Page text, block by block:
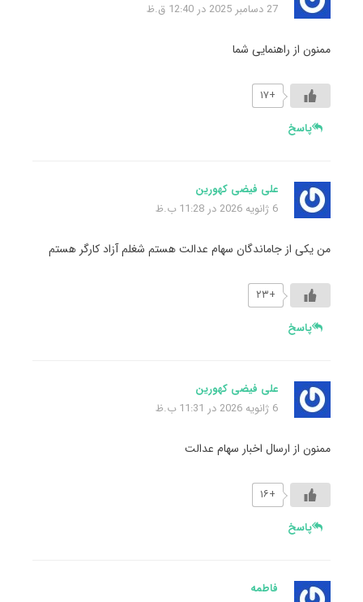
27 دسامبر 2025 در 12:40 ق.ظ
ممنون از راهنمایی شما
+۱۷
پاسخ
علی فیضی کهورین
6 ژانویه 2026 در 11:28 ب.ظ
من یکی از جاماندگان سهام عدالت هستم شغلم آزاد کارگر هستم
+۲۳
پاسخ
علی فیضی کهورین
6 ژانویه 2026 در 11:31 ب.ظ
ممنون از ارسال اخبار سهام عدالت
+۱۶
پاسخ
فاطمه